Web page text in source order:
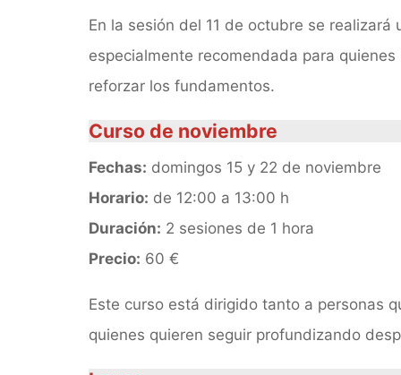
En la sesión del 11 de octubre se
especialmente recomendada para
reforzar los fundamentos.
Curso de noviembre
Fechas: domingos 15 y 22 de noviembre
Horario: de 12:00 a 13:00 h
Duración: 2 sesiones de 1 hora
Precio: 60 €
Este curso está dirigido tanto a personas
quienes quieren seguir profundizando